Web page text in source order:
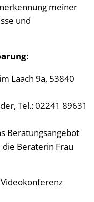
meiner
und
Laach 9a, 53840
Tel.: 02241 89631
Beratungsangebot
Beraterin Frau